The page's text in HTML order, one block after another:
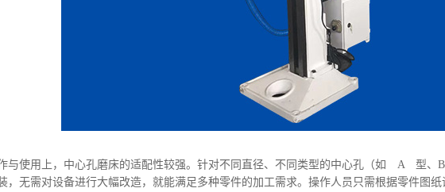
使用上，中心孔磨床的适配性较强。针对不同直径、不同类型的中心孔（如 A 型
，无需对设备进行大幅改造，就能满足多种零件的加工需求。操作人员只需根据零件图